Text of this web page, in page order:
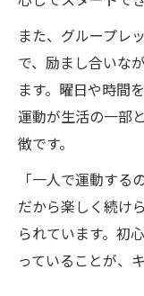
サンド
ボクシング
パンチと
力
キックボ
そう
また、グループレ
で、励まし合いな
ます。曜日や時間
運動が生活の一部
徴です。
「一人で運動す
だから楽しく続け
られています。初
っていることが、